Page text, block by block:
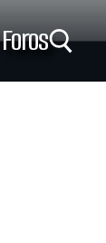
Foros